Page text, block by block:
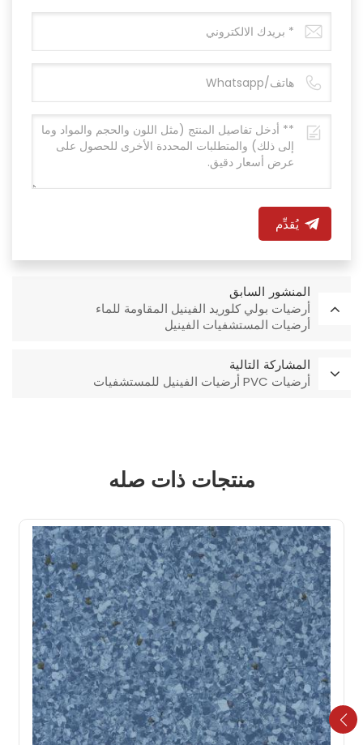
يُقدِّم
المنشور السابق
أرضيات بولي كلوريد الفينيل المقاومة للماء
أرضيات المستشفيات الفينيل
المشاركة التالية
أرضيات PVC أرضيات الفينيل للمستشفيات
منتجات ذات صله